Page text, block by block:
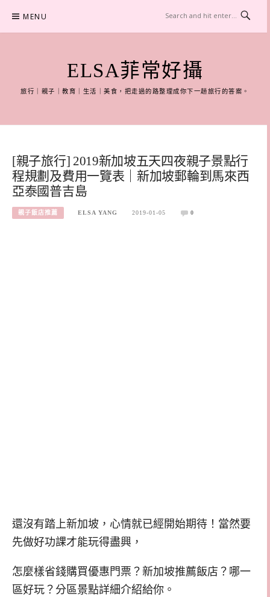
content
MENU
ELSA菲常好攝
旅行｜親子｜教育｜生活｜美食，把走過的路整理成你下一趟旅行的答案。
[親子旅行] 2019新加坡五天四夜親子景點行
程規劃及費用一覽表｜新加坡郵輪到馬來西
亞泰國普吉島
親子飯店推薦 ELSA YANG 2019-01-05 0
還沒有踏上新加坡，心情就已經開始期待！當然要
先做好功課才能玩得盡興，
怎麼樣省錢購買優惠門票？新加坡推薦飯店？哪一
區好玩？分區景點詳細介紹給你。